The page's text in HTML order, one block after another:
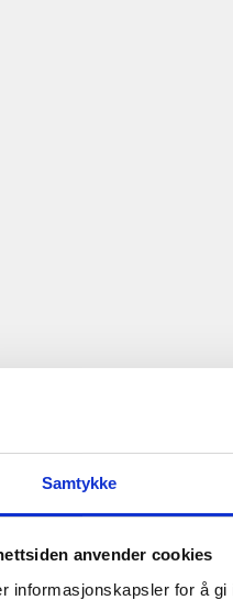
Samtykke
anvender cookies
informasjonskapsler for å